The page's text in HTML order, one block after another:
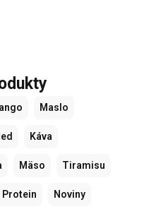
Maslo
Káva
Mäso Tiramisu
Protein Noviny